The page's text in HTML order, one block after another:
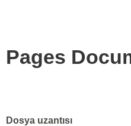
Pages
Dosya uzantısı